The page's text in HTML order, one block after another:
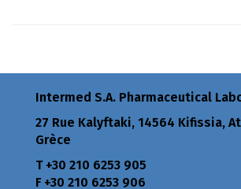
Intermed S.A. Pharmaceutical
27 Rue Kalyftaki, 14564 Kifissia,
Grèce
Τ +30 210 6253 905
F +30 210 6253 906